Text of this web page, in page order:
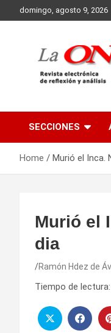
to
domingo, agosto 9, 2026
SECCIONES
Home Murió el Inca.
Murió el
dia
Ramón Hdez de
Tiempo de lectura: